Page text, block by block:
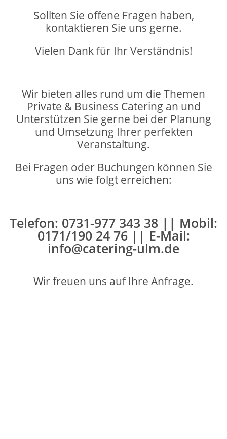
Sollten Sie offene Fragen haben,
kontaktieren Sie uns gerne.
Vielen Dank für Ihr Verständnis!
Wir bieten alles rund um die Themen
Private & Business Catering an und
Unterstützen Sie gerne bei der Planung
und Umsetzung Ihrer perfekten
Veranstaltung.
Bei Fragen oder Buchungen können Sie
uns wie folgt erreichen:
Telefon: 0731-977 343 38 || Mobil:
0171/190 24 76 || E-Mail:
info@catering-ulm.de
Wir freuen uns auf Ihre Anfrage.